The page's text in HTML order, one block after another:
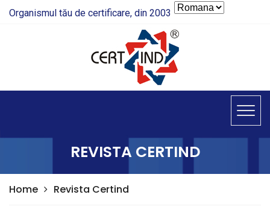
Organismul tău de certificare, din 2003
REVISTA CERTIND
Home Revista Certind